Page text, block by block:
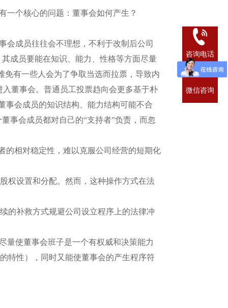
个核心的问题：董事会如何产生？
成员往往会不理想，不利于改制后公司
成员要能在知识、能力、性格等方面尽量
免有一些人会为了争取当选而拉票，导致内
董事会。普通员工投票趋向会更多基于朴
事会成员的知识结构、能力结构可能不合
事会成员都对自己的“支持者”负责，而忽
相对稳定性，难以克服公司经营的短期化
设置和分配。然而，这种操作方式在法
补救方式规避公司设立程序上的法律冲
使董事会班子是一个有权威和决策能力
特性），同时又能使董事会的产生程序符
咨询电话
微信咨询